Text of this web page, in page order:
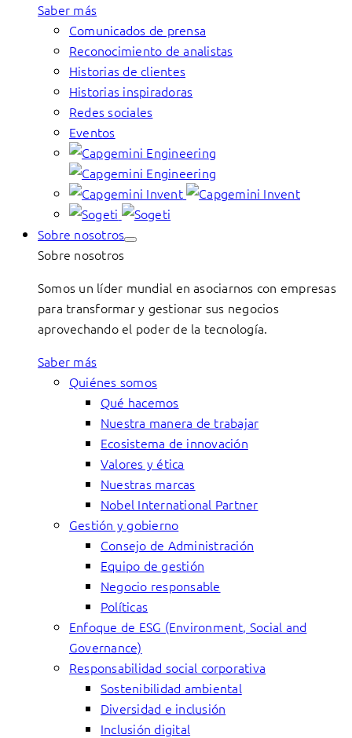
Saber más
Comunicados de prensa
Reconocimiento de analistas
Historias de clientes
Historias inspiradoras
Redes sociales
Eventos
Sobre nosotros
Sobre nosotros
Somos un líder mundial en asociarnos con empresas
para transformar y gestionar sus negocios
aprovechando el poder de la tecnología.
Saber más
Quiénes somos
Qué hacemos
Nuestra manera de trabajar
Ecosistema de innovación
Valores y ética
Nuestras marcas
Nobel International Partner
Gestión y gobierno
Consejo de Administración
Equipo de gestión
Negocio responsable
Políticas
Enfoque de ESG (Environment, Social and
Governance)
Responsabilidad social corporativa
Sostenibilidad ambiental
Diversidad e inclusión
Inclusión digital